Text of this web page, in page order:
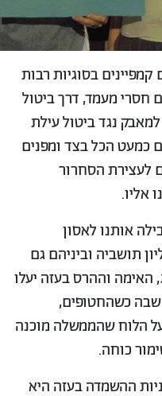
קמפיינים בסוגיות רבות
חסרי מעמד, דרך ביטול
נגד ביטול עילת
כמעט הכל בצד ומפנים
לעצירת הסחרור
אליו.
אותנו לאסון
תושביה וביניהם גם
וההרס בעזה יעלו
כשהחטופים,
הלוח שהממשלה מוכנה
כוחה.
ההשמדה בעזה היא